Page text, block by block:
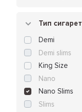
Тип сигарет
Demi
Demi slims
King Size
Nano
Nano Slims
Slims